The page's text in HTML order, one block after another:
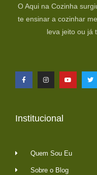
O Aqui na Cozinha
te ensinar a cozinhar
leva jeito ou já
Institucional
Quem Sou Eu
Sobre o Blog